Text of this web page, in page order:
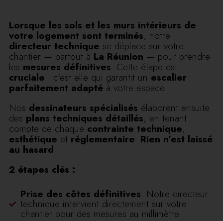
Lorsque les sols et les murs intérieurs de
votre logement sont terminés, notre
directeur technique se déplace sur votre
chantier — partout à La Réunion — pour prendre
les mesures définitives. Cette étape est
cruciale : c’est elle qui garantit un escalier
parfaitement adapté à votre espace.
Nos dessinateurs spécialisés élaborent ensuite
des plans techniques détaillés, en tenant
compte de chaque contrainte technique,
esthétique et réglementaire. Rien n’est laissé
au hasard.
2 étapes clés :
Prise des côtes définitives. Notre directeur
technique intervient directement sur votre
chantier pour des mesures au millimètre.